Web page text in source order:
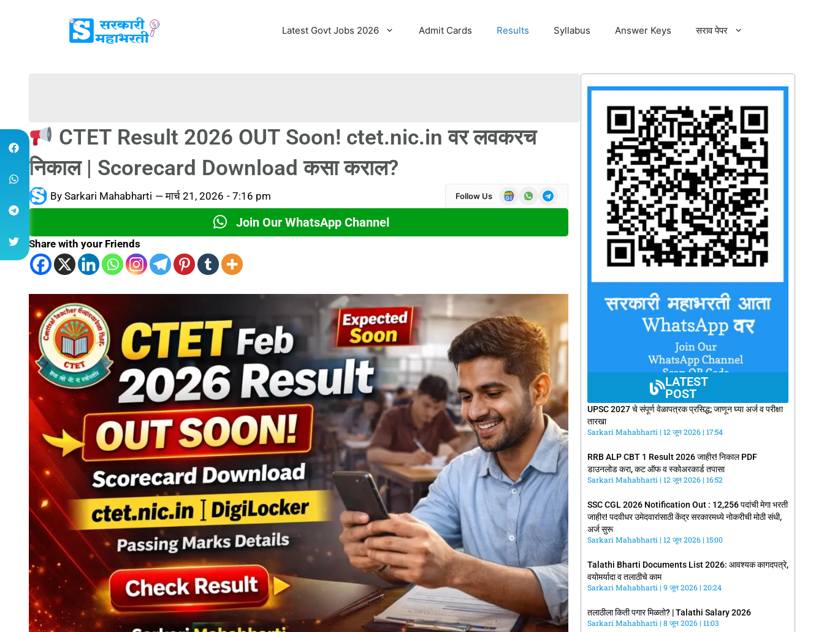
Latest Govt Jobs 2026 Admit Cards Results Syllabus Answer Keys सराव पेपर
CTET Result 2026 OUT Soon! ctet.nic.in वर लवकरच
निकाल | Scorecard Download कसा कराल?
By Sarkari Mahabharti — मार्च 21, 2026 - 7:16 pm Follow Us
Join Our WhatsApp Channel
Share with your Friends
LATEST
POST
UPSC 2027 चे संपूर्ण वेळापत्रक प्रसिद्ध; जाणून घ्या अर्ज व परीक्षा
तारखा
Sarkari Mahabharti 12 जून 2026 17:54
RRB ALP CBT 1 Result 2026 जाहीर! निकाल PDF
डाउनलोड करा, कट ऑफ व स्कोअरकार्ड तपासा
Sarkari Mahabharti 12 जून 2026 16:52
SSC CGL 2026 Notification Out : 12,256 पदांची मेगा भरती
जाहीर! पदवीधर उमेदवारांसाठी केंद्र सरकारमध्ये नोकरीची मोठी संधी,
अर्ज सुरू
Sarkari Mahabharti 12 जून 2026 15:00
Talathi Bharti Documents List 2026: आवश्यक कागदपत्रे,
वयोमर्यादा व तलाठीचे काम
Sarkari Mahabharti 9 जून 2026 20:24
तलाठीला किती पगार मिळतो? | Talathi Salary 2026
Sarkari Mahabharti 8 जून 2026 11:03